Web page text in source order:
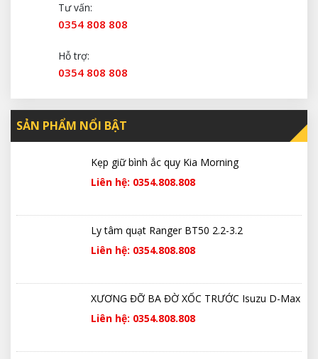
Tư vấn:
0354 808 808
Hỗ trợ:
0354 808 808
SẢN PHẨM NỔI BẬT
Kẹp giữ bình ắc quy Kia Morning
Liên hệ: 0354.808.808
Ly tâm quạt Ranger BT50 2.2-3.2
Liên hệ: 0354.808.808
XƯƠNG ĐỠ BA ĐỜ XỐC TRƯỚC Isuzu D-Max
Liên hệ: 0354.808.808